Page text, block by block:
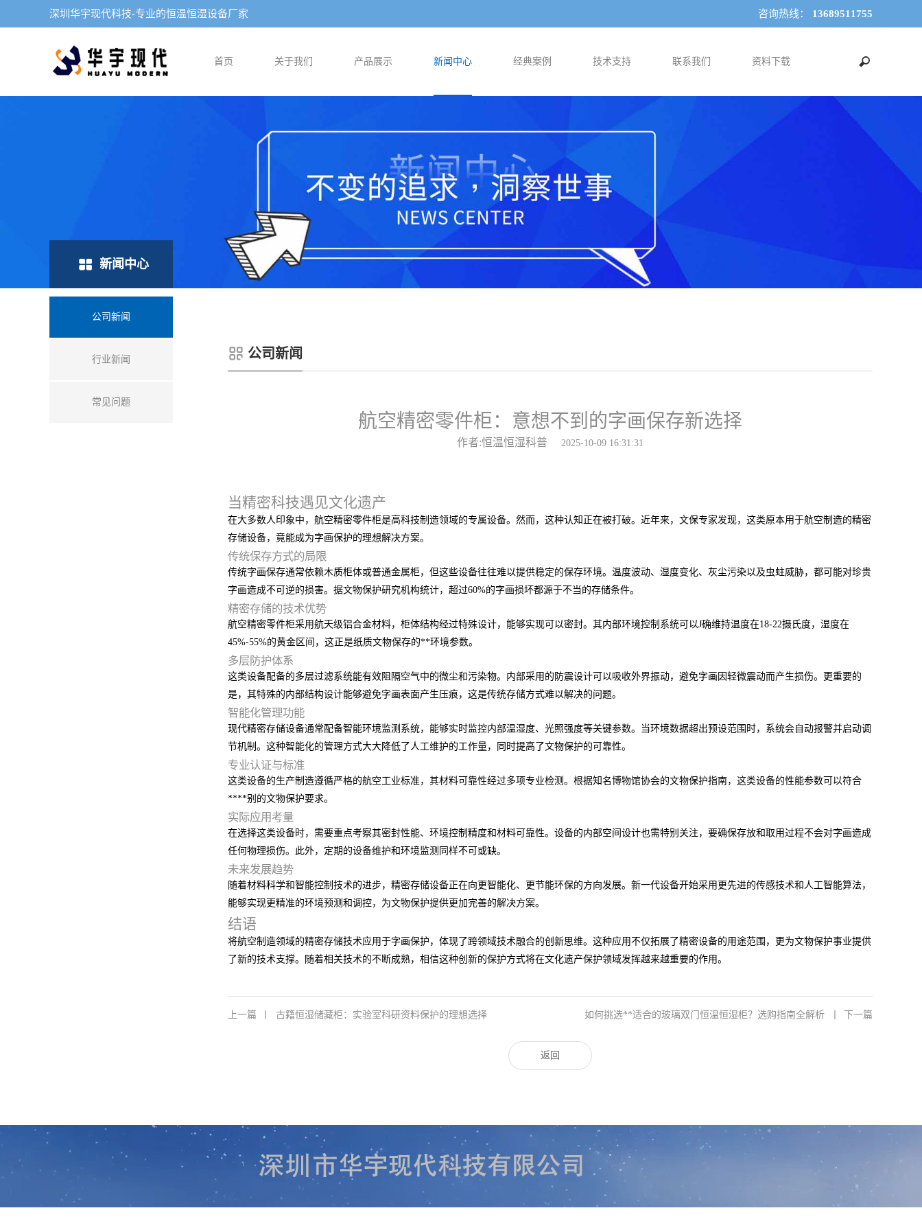
深圳华宇现代科技-专业的恒温恒湿设备厂家 咨询热线： 13689511755
首页 关于我们 产品展示 新闻中心 经典案例 技术支持 联系我们 资料下载
新闻中心
公司新闻
行业新闻
常见问题
公司新闻
航空精密零件柜：意想不到的字画保存新选择
作者:恒温恒湿科普 2025-10-09 16:31:31
当精密科技遇见文化遗产
在大多数人印象中，航空精密零件柜是高科技制造领域的专属设备。然而，这种认知正在被打破。近年来，文保专家发现，这类原本用于航空制造的精密
存储设备，竟能成为字画保护的理想解决方案。
传统保存方式的局限
传统字画保存通常依赖木质柜体或普通金属柜，但这些设备往往难以提供稳定的保存环境。温度波动、湿度变化、灰尘污染以及虫蛀威胁，都可能对珍贵
字画造成不可逆的损害。据文物保护研究机构统计，超过60%的字画损坏都源于不当的存储条件。
精密存储的技术优势
航空精密零件柜采用航天级铝合金材料，柜体结构经过特殊设计，能够实现可以密封。其内部环境控制系统可以J确维持温度在18-22摄氏度，湿度在
45%-55%的黄金区间，这正是纸质文物保存的**环境参数。
多层防护体系
这类设备配备的多层过滤系统能有效阻隔空气中的微尘和污染物。内部采用的防震设计可以吸收外界振动，避免字画因轻微震动而产生损伤。更重要的
是，其特殊的内部结构设计能够避免字画表面产生压痕，这是传统存储方式难以解决的问题。
智能化管理功能
现代精密存储设备通常配备智能环境监测系统，能够实时监控内部温湿度、光照强度等关键参数。当环境数据超出预设范围时，系统会自动报警并启动调
节机制。这种智能化的管理方式大大降低了人工维护的工作量，同时提高了文物保护的可靠性。
专业认证与标准
这类设备的生产制造遵循严格的航空工业标准，其材料可靠性经过多项专业检测。根据知名博物馆协会的文物保护指南，这类设备的性能参数可以符合
****别的文物保护要求。
实际应用考量
在选择这类设备时，需要重点考察其密封性能、环境控制精度和材料可靠性。设备的内部空间设计也需特别关注，要确保存放和取用过程不会对字画造成
任何物理损伤。此外，定期的设备维护和环境监测同样不可或缺。
未来发展趋势
随着材料科学和智能控制技术的进步，精密存储设备正在向更智能化、更节能环保的方向发展。新一代设备开始采用更先进的传感技术和人工智能算法，
能够实现更精准的环境预测和调控，为文物保护提供更加完善的解决方案。
结语
将航空制造领域的精密存储技术应用于字画保护，体现了跨领域技术融合的创新思维。这种应用不仅拓展了精密设备的用途范围，更为文物保护事业提供
了新的技术支撑。随着相关技术的不断成熟，相信这种创新的保护方式将在文化遗产保护领域发挥越来越重要的作用。
上一篇 古籍恒湿储藏柜：实验室科研资料保护的理想选择 下一篇
如何挑选**适合的玻璃双门恒温恒湿柜？选购指南全解析
返回